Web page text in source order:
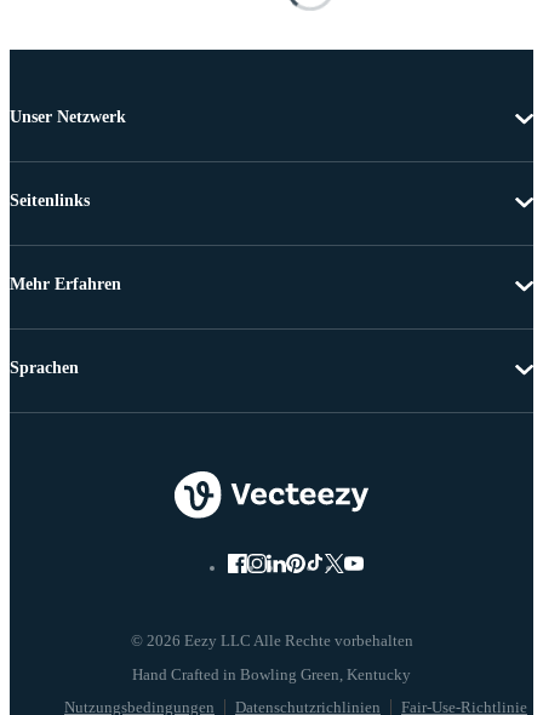
Unser Netzwerk
Seitenlinks
Mehr Erfahren
© 2026 Eezy LLC Alle Rechte vorbehalten
Nutzungsbedingungen Datenschutzrichlinien Fair-Use-Richtlinie
Sprachen